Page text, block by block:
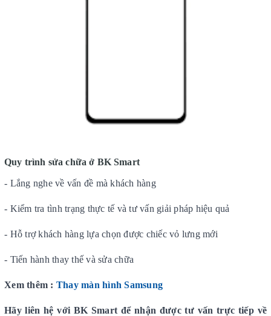
Quy trình sửa chữa ở BK Smart
- Lắng nghe về vấn đề mà khách hàng
- Kiểm tra tình trạng thực tế và tư vấn giải pháp hiệu quả
- Hỗ trợ khách hàng lựa chọn được chiếc vỏ lưng mới
- Tiến hành thay thế và sửa chữa
Xem thêm : Thay màn hình Samsung
Hãy liên hệ với BK Smart để nhận được tư vấn trực tiếp về